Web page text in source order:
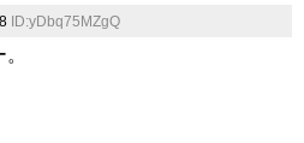
ID:yDbq75MZgQ